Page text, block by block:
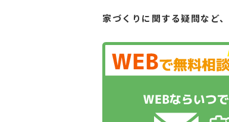
家づくりに関する疑問など、